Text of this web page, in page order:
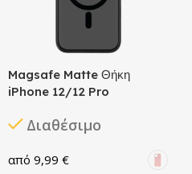
Magsafe Matte Θήκη
iPhone 12/12 Pro
Διαθέσιμο
9,99 €